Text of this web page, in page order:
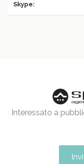
Skype:
Interessato a